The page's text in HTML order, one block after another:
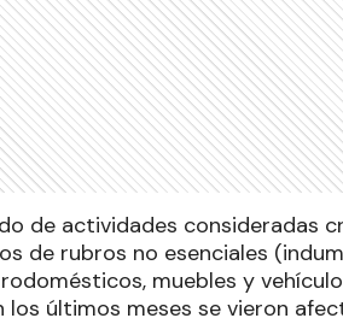
de actividades consideradas
de rubros no esenciales
muebles y
los últimos meses se vieron